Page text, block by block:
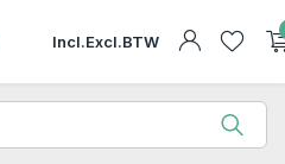
Incl.Excl.BTW